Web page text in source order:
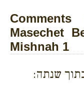
Masechet
Mishnah 1
שנתה: